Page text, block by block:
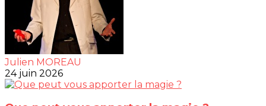
Julien MOREAU
24 juin 2026